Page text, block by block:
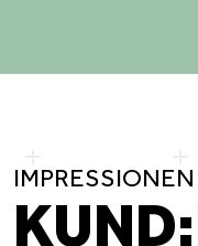
IMPRESSIONEN